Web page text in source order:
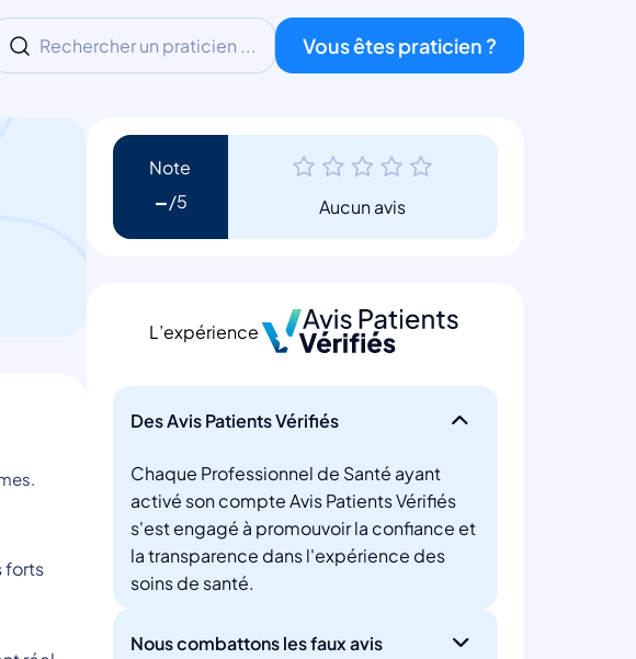
Rechercher un praticien ... Vous êtes praticien ?
forts
Note
- Aucun avis
L’expérience
Des Avis Patients Vérifiés
Chaque Professionnel de Santé ayant
activé son compte Avis Patients Vérifiés
s'est engagé à promouvoir la confiance et
la transparence dans l'expérience des
soins de santé.
Nous combattons les faux avis